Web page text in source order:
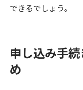
できるでしょう。
申し込み手
め